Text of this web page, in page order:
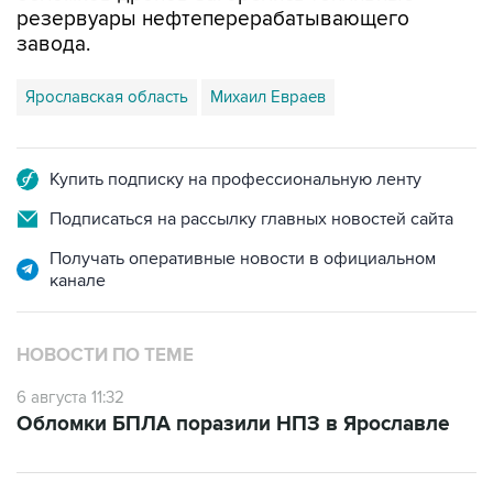
Ярославская область
Подписаться на рассылку главных новостей сайта
Получать оперативные новости в официальном
канале
НОВОСТИ ПО ТЕМЕ
6 августа 11:32